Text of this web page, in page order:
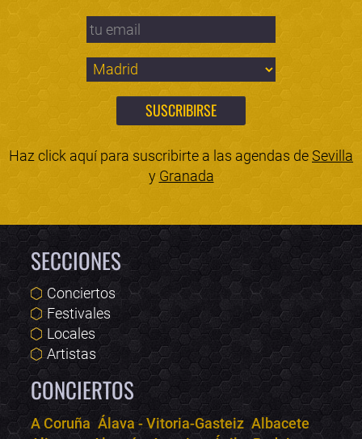
Haz click aquí para suscribirte a las agendas deSevilla
y Granada
SECCIONES
Conciertos
Festivales
Locales
Artistas
CONCIERTOS
A Coruña Álava - Vitoria-Gasteiz Albacete